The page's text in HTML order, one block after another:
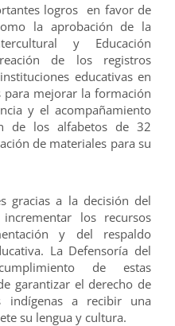
logros en favor de
la aprobación de la
y Educación
de los registros
educativas en
para mejorar la formación
y el acompañamiento
de los alfabetos de 32
de materiales para su
gracias a la decisión del
los recursos
y del respaldo
La Defensoría del
de estas
garantizar el derecho de
indígenas a recibir una
su lengua y cultura.